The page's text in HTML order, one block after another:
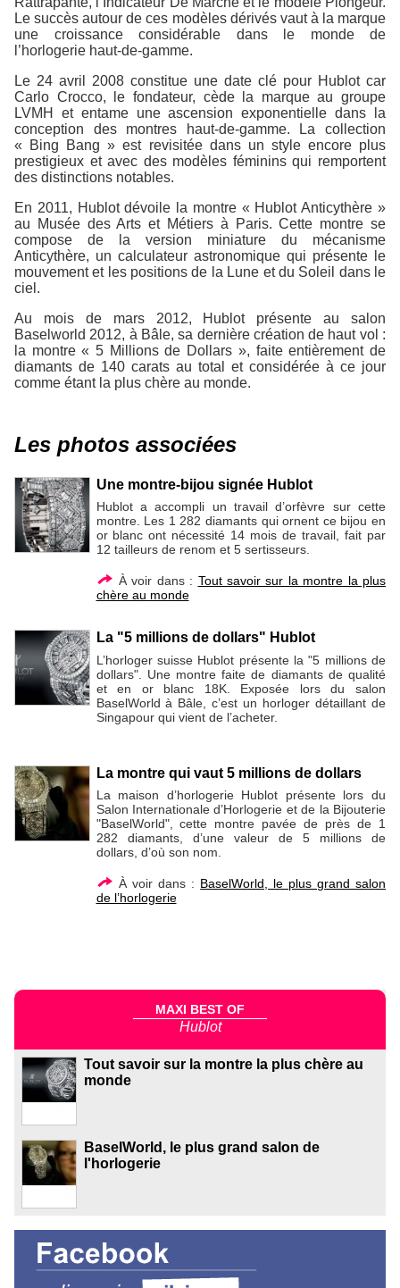
Le succès autour de ces modèles dérivés vaut à la marque
une croissance considérable dans le monde de
l’horlogerie haut-de-gamme.
Le 24 avril 2008 constitue une date clé pour Hublot car
Carlo Crocco, le fondateur, cède la marque au groupe
LVMH et entame une ascension exponentielle dans la
conception des montres haut-de-gamme. La collection
« Bing Bang » est revisitée dans un style encore plus
prestigieux et avec des modèles féminins qui remportent
des distinctions notables.
En 2011, Hublot dévoile la montre « Hublot Anticythère »
au Musée des Arts et Métiers à Paris. Cette montre se
compose de la version miniature du mécanisme
Anticythère, un calculateur astronomique qui présente le
mouvement et les positions de la Lune et du Soleil dans le
ciel.
Au mois de mars 2012, Hublot présente au salon
Baselworld 2012, à Bâle, sa dernière création de haut vol :
la montre « 5 Millions de Dollars », faite entièrement de
diamants de 140 carats au total et considérée à ce jour
comme étant la plus chère au monde.
Les photos associées
Une montre-bijou signée Hublot
Hublot a accompli un travail d’orfèvre sur cette
montre. Les 1 282 diamants qui ornent ce bijou en
or blanc ont nécessité 14 mois de travail, fait par
12 tailleurs de renom et 5 sertisseurs.
À voir dans : Tout savoir sur la montre la plus
chère au monde
La "5 millions de dollars" Hublot
L’horloger suisse Hublot présente la "5 millions de
dollars". Une montre faite de diamants de qualité
et en or blanc 18K. Exposée lors du salon
BaselWorld à Bâle, c’est un horloger détaillant de
Singapour qui vient de l’acheter.
La montre qui vaut 5 millions de dollars
La maison d’horlogerie Hublot présente lors du
Salon Internationale d’Horlogerie et de la Bijouterie
"BaselWorld", cette montre pavée de près de 1
282 diamants, d’une valeur de 5 millions de
dollars, d’où son nom.
À voir dans : BaselWorld, le plus grand salon
de l’horlogerie
MAXI BEST OF
Hublot
Tout savoir sur la montre la plus chère au
monde
BaselWorld, le plus grand salon de
l'horlogerie